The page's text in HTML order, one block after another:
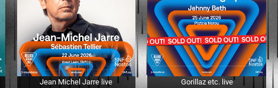
Jean Michel Jarre live
Gorillaz etc. live